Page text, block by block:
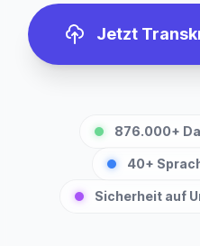
Jetzt
876.000+
40+
Sicherheit auf